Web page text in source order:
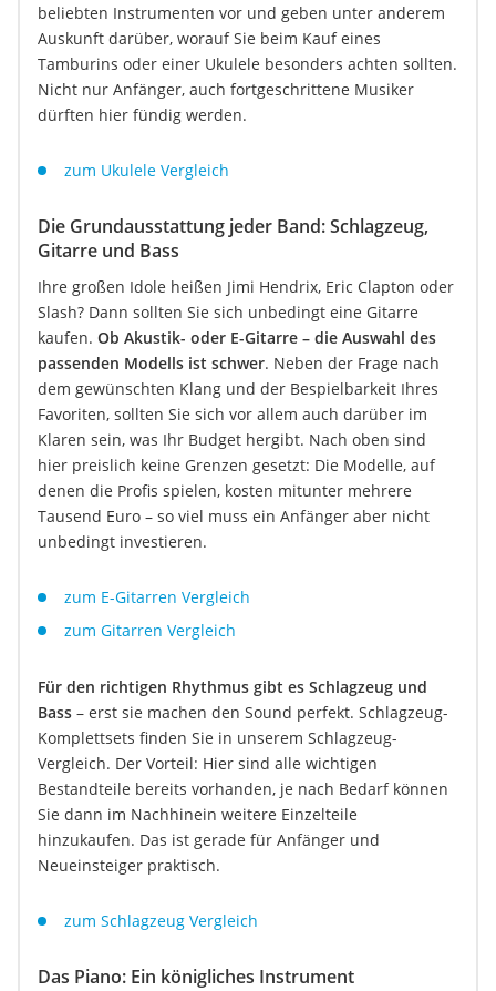
beliebten Instrumenten vor und geben unter anderem
Auskunft darüber, worauf Sie beim Kauf eines
Tamburins oder einer Ukulele besonders achten sollten.
Nicht nur Anfänger, auch fortgeschrittene Musiker
dürften hier fündig werden.
zum Ukulele Vergleich
Die Grundausstattung jeder Band: Schlagzeug,
Gitarre und Bass
Ihre großen Idole heißen Jimi Hendrix, Eric Clapton oder
Slash? Dann sollten Sie sich unbedingt eine Gitarre
kaufen. Ob Akustik- oder E-Gitarre – die Auswahl des
passenden Modells ist schwer. Neben der Frage nach
dem gewünschten Klang und der Bespielbarkeit Ihres
Favoriten, sollten Sie sich vor allem auch darüber im
Klaren sein, was Ihr Budget hergibt. Nach oben sind
hier preislich keine Grenzen gesetzt: Die Modelle, auf
denen die Profis spielen, kosten mitunter mehrere
Tausend Euro – so viel muss ein Anfänger aber nicht
unbedingt investieren.
zum E-Gitarren Vergleich
zum Gitarren Vergleich
Für den richtigen Rhythmus gibt es Schlagzeug und
Bass – erst sie machen den Sound perfekt. Schlagzeug-
Komplettsets finden Sie in unserem Schlagzeug-
Vergleich. Der Vorteil: Hier sind alle wichtigen
Bestandteile bereits vorhanden, je nach Bedarf können
Sie dann im Nachhinein weitere Einzelteile
hinzukaufen. Das ist gerade für Anfänger und
Neueinsteiger praktisch.
zum Schlagzeug Vergleich
Das Piano: Ein königliches Instrument